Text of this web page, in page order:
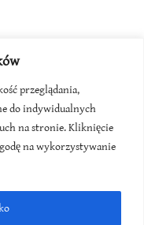
przeglądania,
do indywidualnych
na stronie. Kliknięcie
na wykorzystywanie
1000m - ile, kiedy,
- w Polsce i na